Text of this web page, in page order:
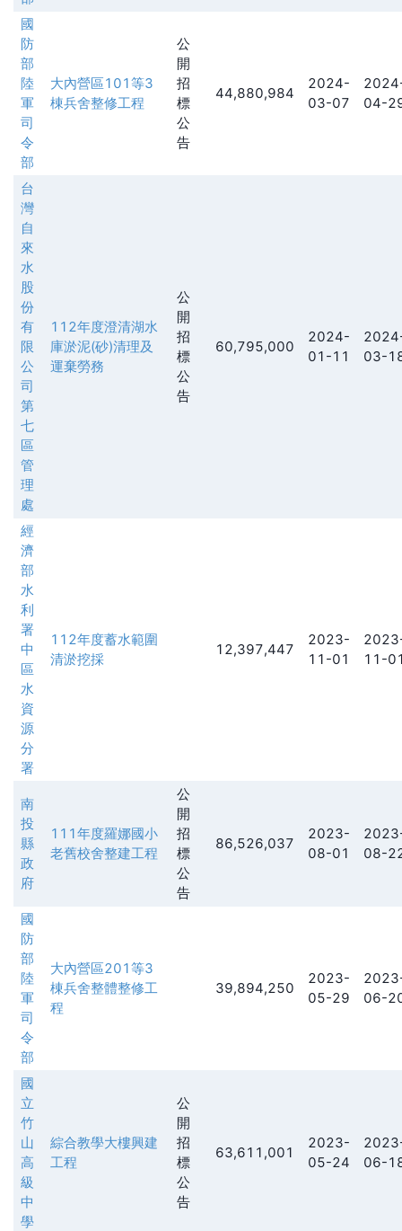
國
防
部
陸
軍
司
令
部
大內營區101等3
棟兵舍整修工程
公
開
招
標
公
告
44,880,984
2024-
03-07
04-
台
灣
自
來
水
股
份
有
限
公
司
第
七
區
管
理
處
112年度澄清湖水
庫淤泥(砂)清理及
運棄勞務
公
開
招
標
公
告
60,795,000
2024-
01-11
03-
經
濟
部
水
利
署
中
區
水
資
源
分
署
112年度蓄水範圍
清淤挖採
12,397,447
2023-
11-01
11-
南
投
縣
政
府
111年度羅娜國小
老舊校舍整建工程
公
開
招
標
公
告
86,526,037
2023-
08-01
08-
國
防
部
陸
軍
司
令
部
大內營區201等3
棟兵舍整體整修工
程
39,894,250
2023-
05-29
06-
國
立
竹
山
高
級
中
學
綜合教學大樓興建
工程
公
開
招
標
公
告
63,611,001
2023-
05-24
06-